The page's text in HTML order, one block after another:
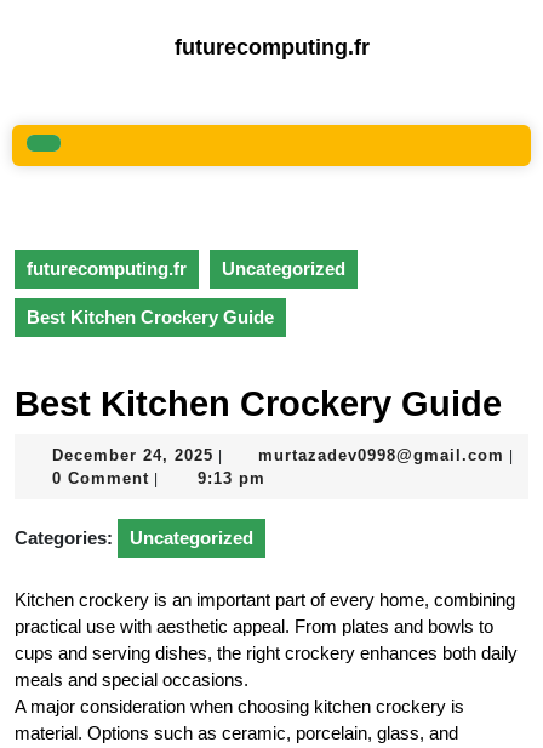
futurecomputing.fr
Open
futurecomputing.fr Uncategorized
Best Kitchen Crockery Guide
Best Kitchen Crockery Guide
December 24, 2025 December
24,
murtazadev0998@gmail.com
0 Comment 9:13 pm
Categories: Uncategorized
Kitchen crockery is an important part of every home, combining
practical use with aesthetic appeal. From plates and bowls to
cups and serving dishes, the right crockery enhances both daily
meals and special occasions.
A major consideration when choosing kitchen crockery is
material. Options such as ceramic, porcelain, glass, and